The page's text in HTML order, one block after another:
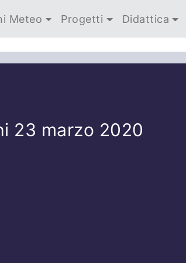
Meteo Progetti Didattica
23 marzo 2020